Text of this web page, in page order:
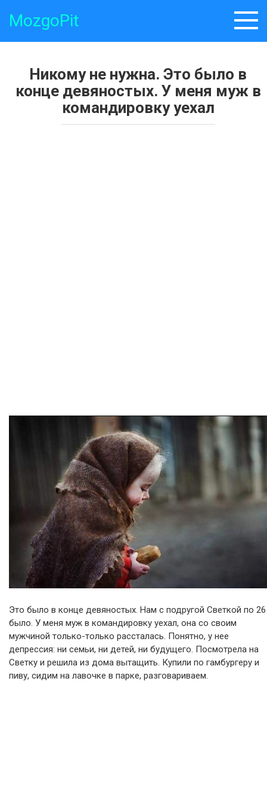
MozgoPit
Никому не нужна. Это было в
конце девяностых. У меня муж в
командировку уехал
Это было в конце девяностых. Нам с подругой Светкой по 26
было. У меня муж в командировку уехал, она со своим
мужчиной только-только рассталась. Понятно, у нее
депрессия: ни семьи, ни детей, ни будущего. Посмотрела на
Светку и решила из дома вытащить. Купили по гамбургеру и
пиву, сидим на лавочке в парке, разговариваем.